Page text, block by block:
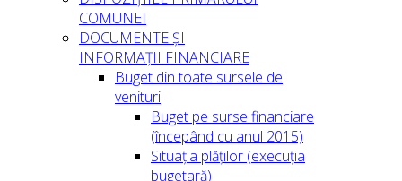
COMUNEI
DOCUMENTE ȘI
INFORMAȚII FINANCIARE
Buget din toate sursele de
venituri
Buget pe surse financiare
(începând cu anul 2015)
Situația plăților (execuția
bugetară)